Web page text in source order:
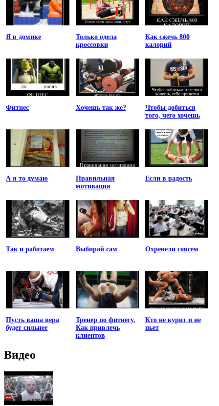
Я в домике
Только одела
кроссовки
Как сжечь 800
калорий
Фитнес Хочешь так же?
Чтобы добиться
того, чего хочешь
А я то думаю
Правильная
мотивация
Если в радость
Так и работаем Выбирай сам Охренели совсем
Пусть ваша вера
будет сильнее
Тренер по фитнесу.
Как привлечь
клиентов
Кто не курит и не
пьет
Видео